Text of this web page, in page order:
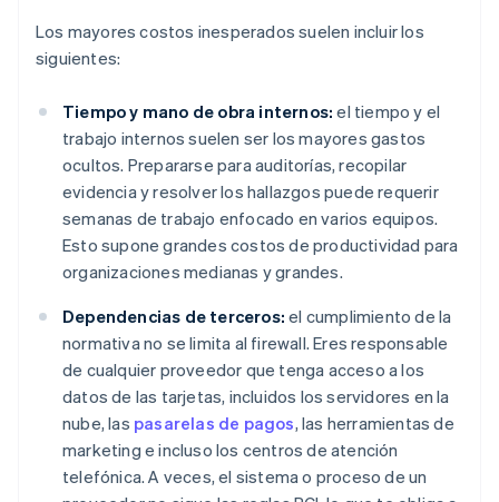
Los mayores costos inesperados suelen incluir los
siguientes:
Tiempo y mano de obra internos: el tiempo y el
trabajo internos suelen ser los mayores gastos
ocultos. Prepararse para auditorías, recopilar
evidencia y resolver los hallazgos puede requerir
semanas de trabajo enfocado en varios equipos.
Esto supone grandes costos de productividad para
organizaciones medianas y grandes.
Dependencias de terceros: el cumplimiento de la
normativa no se limita al firewall. Eres responsable
de cualquier proveedor que tenga acceso a los
datos de las tarjetas, incluidos los servidores en la
nube, las pasarelas de pagos, las herramientas de
marketing e incluso los centros de atención
telefónica. A veces, el sistema o proceso de un